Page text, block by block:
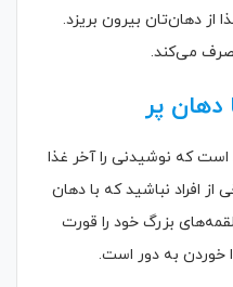
دهان‌تان بیرون بریزد.
می‌کند.
است که نوشیدنی را آخر غذا
از افراد نباشید که با دهان
بزرگ خود را قورت
خوردن به دور است.